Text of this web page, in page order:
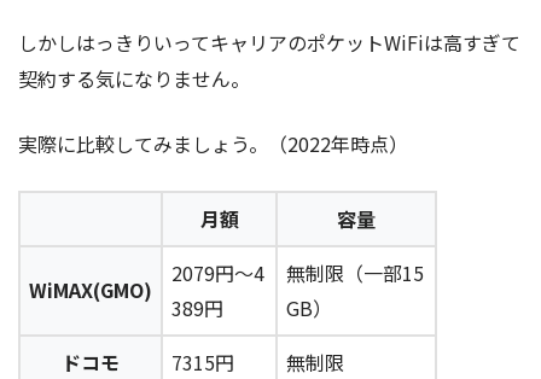
しかしはっきりいってキャリアのポケットWiFiは高すぎて
契約する気になりません。
実際に比較してみましょう。（2022年時点）
月額 容量
WiMAX(GMO)
2079円～4
389円
無制限（一部15
GB）
ドコモ
7315円
無制限